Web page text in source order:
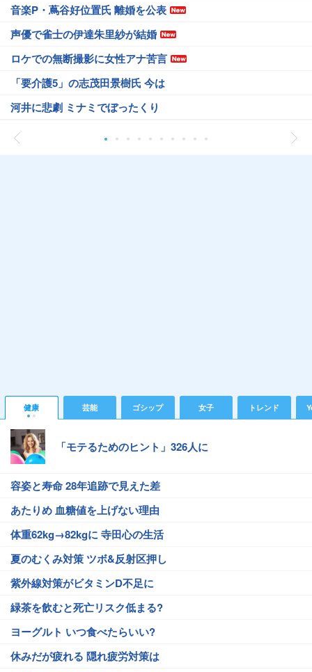
音楽P・蔦谷好位置氏 離婚を公表
声優で雀士の伊達朱里紗が結婚
ロケでの無断撮影に女性アナ苦言
「要介護5」の志茂田景樹氏 今は
河井に悲劇 ミナミでぼったくり
健康 芸能 ゴシップ 女子 トレンド
「モテるためのヒント」326人に
容姿と寿命 28年追跡で見えた差
あたりめ 血糖値を上げない理由
体重62kg→82kgに 寺田心の生活
夏のむくみ対策 ツボ&反射区押し
紫外線対策がビタミンD不足に
緑茶を飲むと死亡リスク低まる?
ヨーグルト いつ食べたらいい?
休みだが疲れる 隠れ疲労対策は